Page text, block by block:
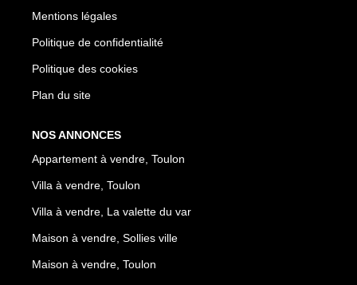
Mentions légales
Politique de confidentialité
Politique des cookies
Plan du site
NOS ANNONCES
Appartement à vendre, Toulon
Villa à vendre, Toulon
Villa à vendre, La valette du var
Maison à vendre, Sollies ville
Maison à vendre, Toulon